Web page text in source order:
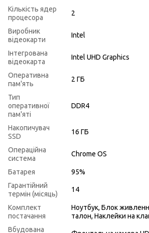
Кількість ядер
процесора
2
Виробник
відеокарти
Intel
Інтегрована
відеокарта
Intel UHD Graphics
Оперативна
пам'ять
2 ГБ
Тип
оперативної
пам'яті
DDR4
Накопичувач
SSD
16 ГБ
Операційна
система
Chrome OS
Батарея
95%
Гарантійний
термін (місяць)
14
Комплект
постачання
Ноутбук, Блок
талон, Наклейки на
Вбудована